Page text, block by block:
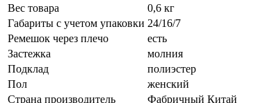
Вес товара
0,6 кг
Габариты с учетом упаковки 24/16/7
Ремешок через плечо
есть
Застежка
молния
Подклад
полиэстер
Пол
женский
Страна производитель
Фабричный Китай